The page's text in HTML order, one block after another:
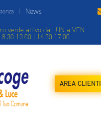
| News
verde attivo da LUN a VEN
8:30-13:00 | 14:30-17:00
AREA CLIENTI